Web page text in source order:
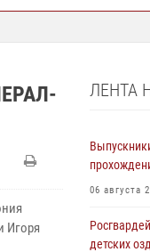
Игоря
ЛЕНТА
06 августа
детских